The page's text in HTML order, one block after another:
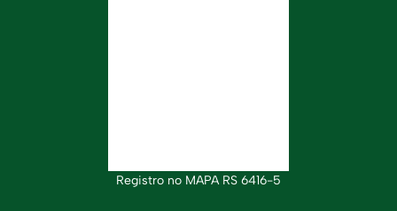
Registro no MAPA RS 6416-5